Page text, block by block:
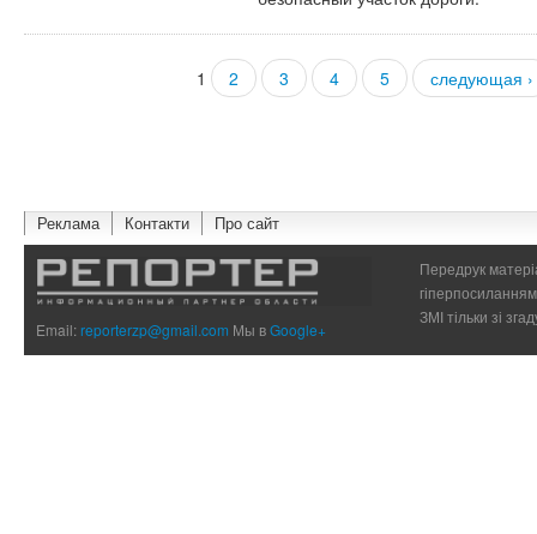
1 2 3 4 5 следующая ›
Реклама Контакти Про сайт
Email:reporterzp@gmail.com Мы вGoogle+
Передрук
ЗМІ тільки зі